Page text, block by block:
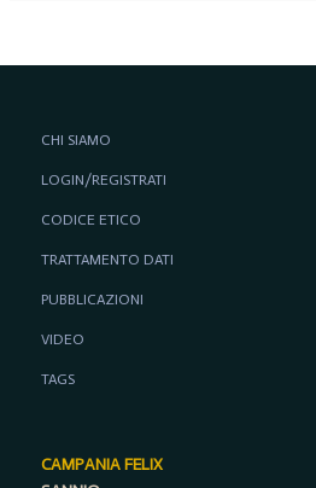
CHI SIAMO
LOGIN/REGISTRATI
CODICE ETICO
TRATTAMENTO DATI
PUBBLICAZIONI
VIDEO
TAGS
CAMPANIA FELIX